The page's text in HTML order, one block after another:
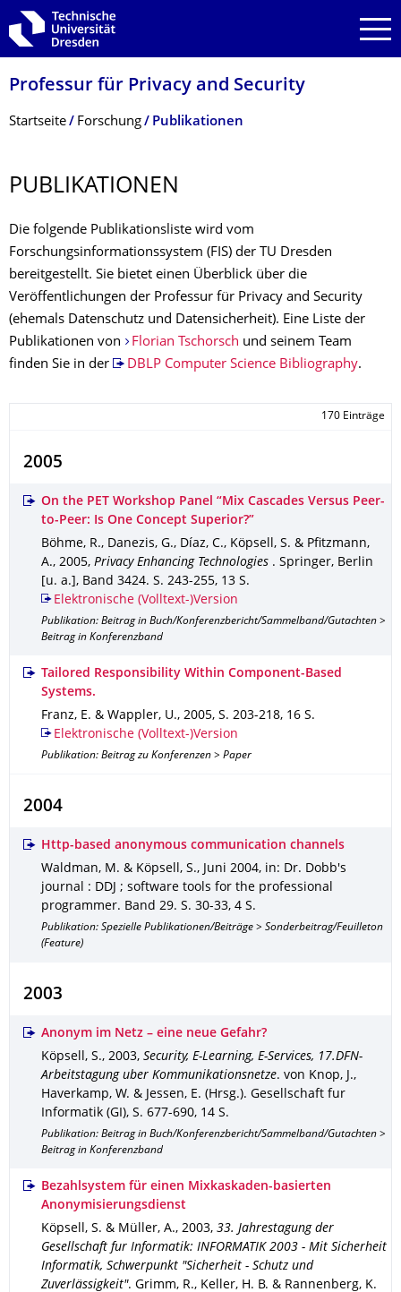
Zur Hauptnavigation springen
Zur Suche springen
Zum Inhalt springen
Professur für Privacy and Security
Breadcrumb-Menü
Startseite Forschung Publikationen
PUBLIKATIONEN
Die folgende Publikationsliste wird vom
Forschungsinformationssystem (FIS) der TU Dresden
bereitgestellt. Sie bietet einen Überblick über die
Veröffentlichungen der Professur für Privacy and Security
(ehemals Datenschutz und Datensicherheit). Eine Liste der
Publikationen von
Florian Tschorsch und seinem Team
finden Sie in der
DBLP Computer Science Bibliography.
170 Einträge
2005
On the PET Workshop Panel “Mix Cascades Versus Peer-
to-Peer: Is One Concept Superior?”
Böhme, R., Danezis, G., Díaz, C., Köpsell, S. & Pfitzmann,
A., 2005, Privacy Enhancing Technologies . Springer, Berlin
[u. a.] , Band 3424. S. 243-255, 13 S.
Elektronische (Volltext-)Version
Publikation: Beitrag in Buch/Konferenzbericht/Sammelband/Gutachten >
Beitrag in Konferenzband
Tailored Responsibility Within Component-Based
Systems.
Franz, E. & Wappler, U., 2005, S. 203-218, 16 S.
Elektronische (Volltext-)Version
Publikation: Beitrag zu Konferenzen > Paper
2004
Http-based anonymous communication channels
Waldman, M. & Köpsell, S., Juni 2004, in: Dr. Dobb's
journal : DDJ ; software tools for the professional
programmer. Band 29. S. 30-33, 4 S.
Publikation: Spezielle Publikationen/Beiträge > Sonderbeitrag/Feuilleton
(Feature)
2003
Anonym im Netz – eine neue Gefahr?
Köpsell, S., 2003, Security, E-Learning, E-Services, 17.DFN-
Arbeitstagung uber Kommunikationsnetze. von Knop, J.,
Haverkamp, W. & Jessen, E. (Hrsg.). Gesellschaft fur
Informatik (GI), S. 677-690, 14 S.
Publikation: Beitrag in Buch/Konferenzbericht/Sammelband/Gutachten >
Beitrag in Konferenzband
Bezahlsystem für einen Mixkaskaden-basierten
Anonymisierungsdienst
Köpsell, S. & Müller, A., 2003, 33. Jahrestagung der
Gesellschaft fur Informatik: INFORMATIK 2003 - Mit Sicherheit
Informatik, Schwerpunkt "Sicherheit - Schutz und
Zuverlässigkeit". Grimm, R., Keller, H. B. & Rannenberg, K.